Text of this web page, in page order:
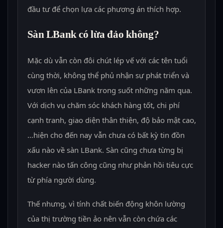
đầu tư để chọn lựa các phương án thích hợp.
Sàn LBank có lừa đảo không?
Mặc dù vẫn còn đôi chút lép vế với các tên tuổi
cùng thời, không thể phủ nhận sự phát triển và
vươn lên của LBank trong suốt những năm qua.
Với dịch vụ chăm sóc khách hàng tốt, chi phí
cạnh tranh, giao diện thân thiện, độ bảo mật cao,
…hiện cho đến nay vẫn chưa có bất kỳ tin đồn
xấu nào về sàn LBank. Sàn cũng chưa từng bị
hacker nào tấn công cũng như phản hồi tiêu cực
từ phía người dùng.
Thế nhưng, vì tính chất biến động khôn lường
của thị trường tiền ảo nên vẫn còn chứa các